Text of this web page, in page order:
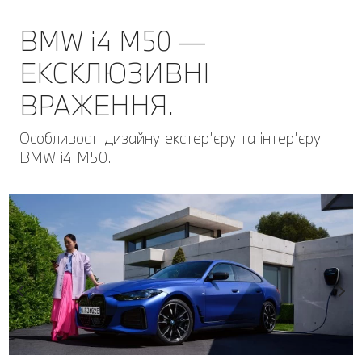
практичність в повсякденній експлуатації.
BMW i4 M50 —
ЕКСКЛЮЗИВНІ
ВРАЖЕННЯ.
Особливості дизайну екстер’єру та інтер’єру
BMW i4 M50.